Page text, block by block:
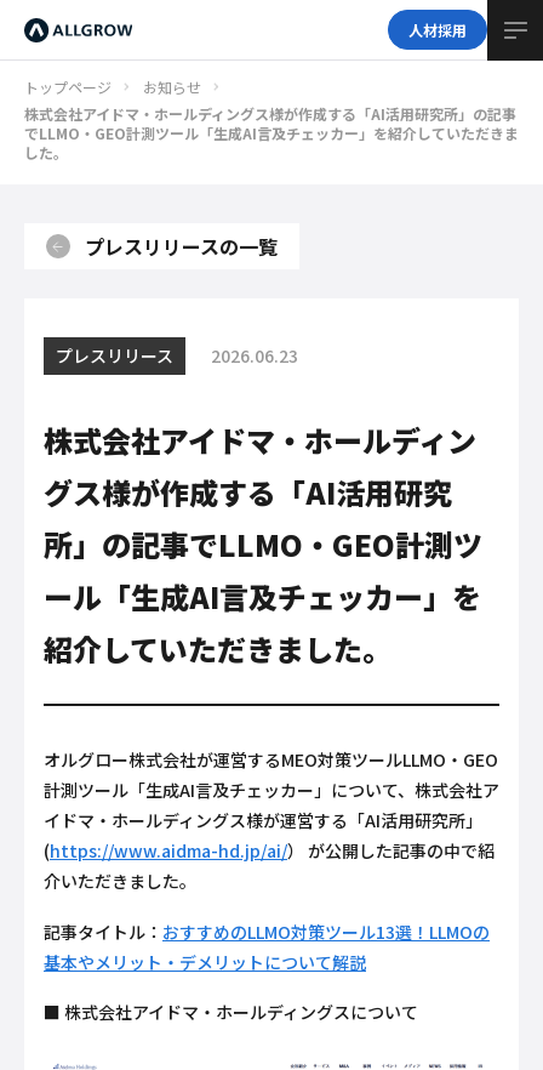
人材採用
トップページ
お知らせ
株式会社アイドマ・ホールディングス様が作成する「AI活用研究所」の記事
でLLMO・GEO計測ツール「生成AI言及チェッカー」を紹介していただきま
した。
プレスリリースの一覧
プレスリリース 2026.06.23
株式会社アイドマ・ホールディン
グス様が作成する「AI活用研究
所」の記事でLLMO・GEO計測ツ
ール「生成AI言及チェッカー」を
紹介していただきました。
オルグロー株式会社が運営するMEO対策ツールLLMO・GEO
計測ツール「生成AI言及チェッカー」について、株式会社ア
イドマ・ホールディングス様が運営する「AI活用研究所」
(https://www.aidma-hd.jp/ai/） が公開した記事の中で紹
介いただきました。
記事タイトル： おすすめのLLMO対策ツール13選！LLMOの
基本やメリット・デメリットについて解説
■ 株式会社アイドマ・ホールディングスについて